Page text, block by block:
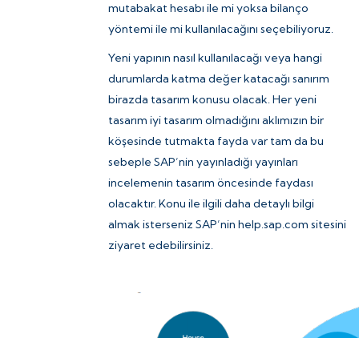
mutabakat hesabı ile mi yoksa bilanço
yöntemi ile mi kullanılacağını seçebiliyoruz.
Yeni yapının nasıl kullanılacağı veya hangi
durumlarda katma değer katacağı sanırım
birazda tasarım konusu olacak. Her yeni
tasarım iyi tasarım olmadığını aklımızın bir
köşesinde tutmakta fayda var tam da bu
sebeple SAP’nin yayınladığı yayınları
incelemenin tasarım öncesinde faydası
olacaktır. Konu ile ilgili daha detaylı bilgi
almak isterseniz SAP’nin help.sap.com sitesini
ziyaret edebilirsiniz.